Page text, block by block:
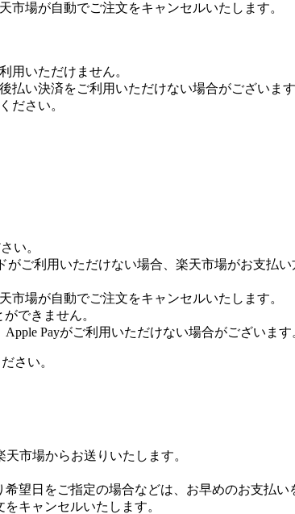
市場が自動でご注文をキャンセルいたします。
用いただけません。
い決済をご利用いただけない場合がございます
ください。
い。
ご利用いただけない場合、楽天市場がお支払
市場が自動でご注文をキャンセルいたします。
できません。
Payがご利用いただけない場合がございます
ださい。
市場からお送りいたします。
望日をご指定の場合などは、お早めのお支払い
キャンセルいたします。